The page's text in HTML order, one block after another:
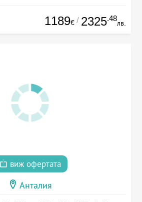
1189€ / 2325.48
лв.
виж офертата
Анталия